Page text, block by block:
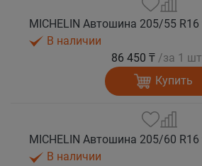
В наличии
86 450 ₸ /за 1 шт.
Купить
В наличии